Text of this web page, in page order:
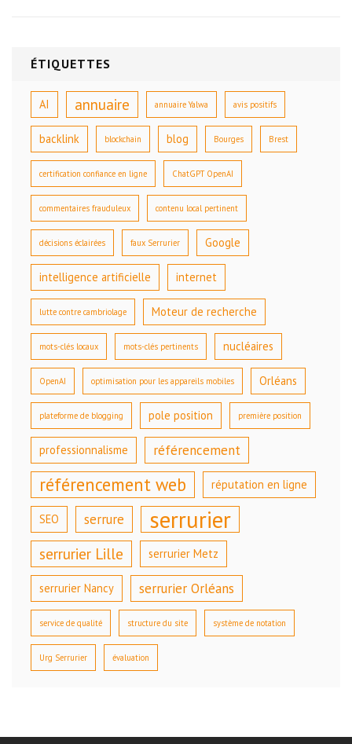
ÉTIQUETTES
AI annuaire annuaire Yalwa avis positifs
backlink blockchain blog Bourges Brest
certification confiance en ligne ChatGPT OpenAI
commentaires frauduleux contenu local pertinent
décisions éclairées faux Serrurier Google
intelligence artificielle internet
lutte contre cambriolage Moteur de recherche
mots-clés locaux mots-clés pertinents nucléaires
OpenAI optimisation pour les appareils mobiles Orléans
plateforme de blogging pole position première position
professionnalisme référencement
référencement web réputation en ligne
SEO serrure serrurier
serrurier Lille serrurier Metz
serrurier Nancy serrurier Orléans
service de qualité structure du site système de notation
Urg Serrurier évaluation